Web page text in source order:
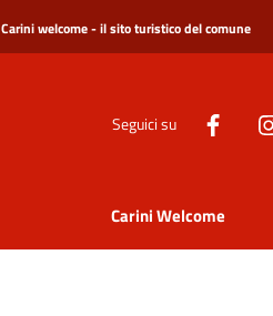
Carini welcome - il sito turistico del comune
Seguici su
Carini Welcome